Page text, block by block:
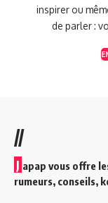
inspirer ou
de parler :
//
J apap vous offre
rumeurs, conseils,